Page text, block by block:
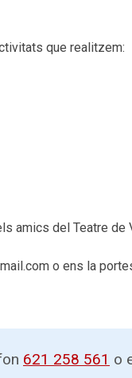
que realitzem:
amics del Teatre de
o ens la
621 258 561 o